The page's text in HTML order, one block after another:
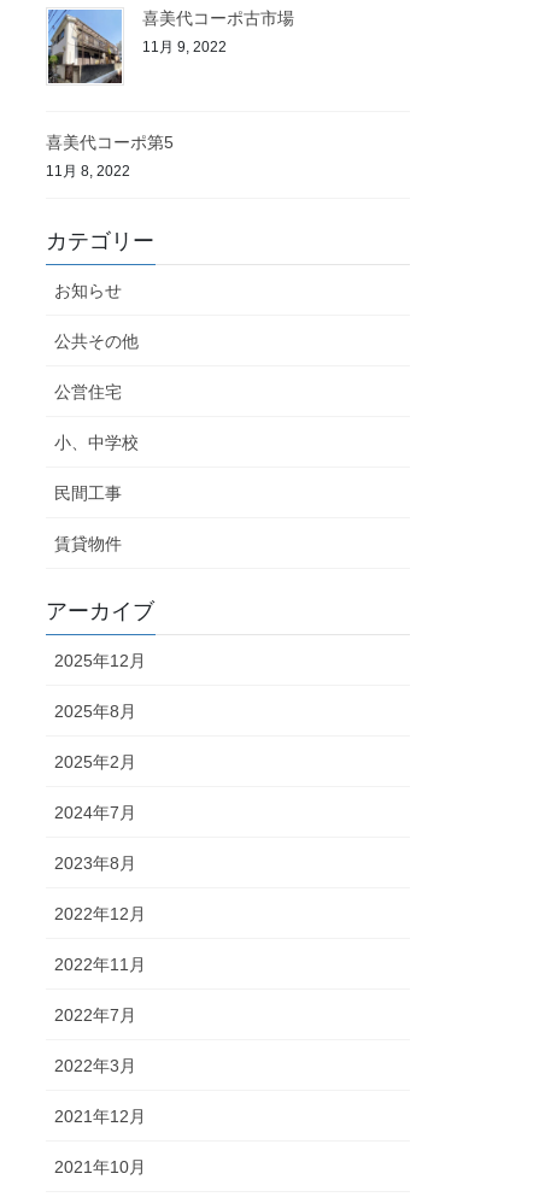
喜美代コーポ古市場
11月 9, 2022
喜美代コーポ第5
11月 8, 2022
カテゴリー
お知らせ
公共その他
公営住宅
小、中学校
民間工事
賃貸物件
アーカイブ
2025年12月
2025年8月
2025年2月
2024年7月
2023年8月
2022年12月
2022年11月
2022年7月
2022年3月
2021年12月
2021年10月